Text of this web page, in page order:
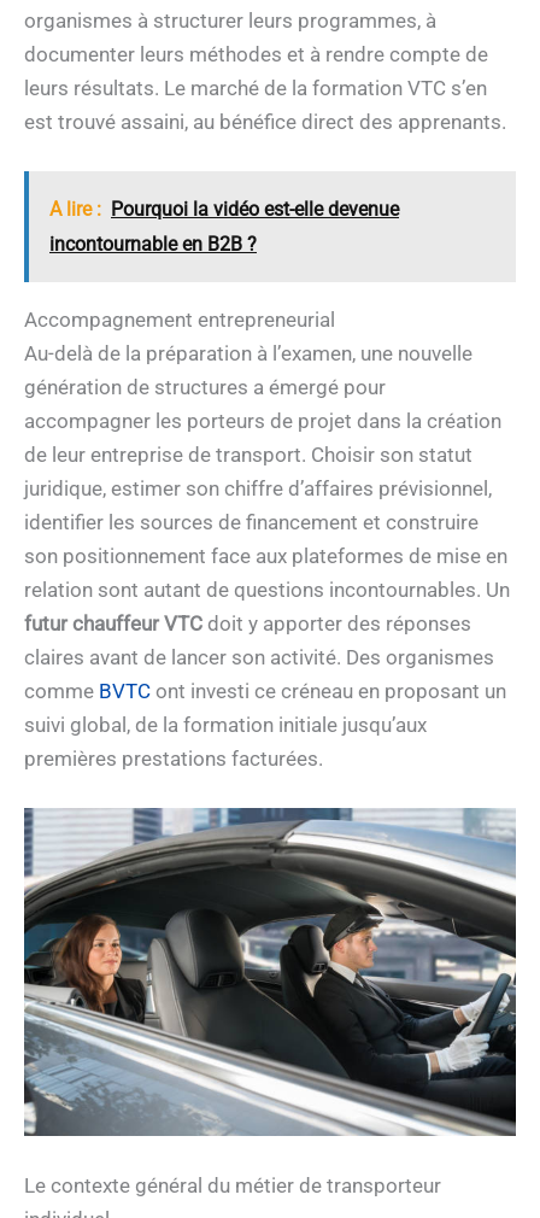
organismes à structurer leurs programmes, à
documenter leurs méthodes et à rendre compte de
leurs résultats. Le marché de la formation VTC s’en
est trouvé assaini, au bénéfice direct des apprenants.
A lire : Pourquoi la vidéo est-elle devenue
incontournable en B2B ?
Accompagnement entrepreneurial
Au-delà de la préparation à l’examen, une nouvelle
génération de structures a émergé pour
accompagner les porteurs de projet dans la création
de leur entreprise de transport. Choisir son statut
juridique, estimer son chiffre d’affaires prévisionnel,
identifier les sources de financement et construire
son positionnement face aux plateformes de mise en
relation sont autant de questions incontournables. Un
futur chauffeur VTC doit y apporter des réponses
claires avant de lancer son activité. Des organismes
comme BVTC ont investi ce créneau en proposant un
suivi global, de la formation initiale jusqu’aux
premières prestations facturées.
Le contexte général du métier de transporteur